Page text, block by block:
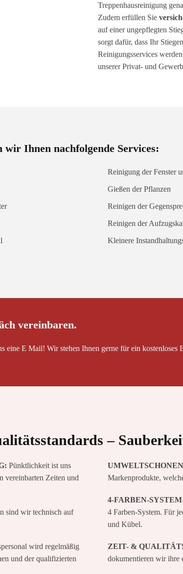
Treppenhausreinigung
Zudem erfüllen Sie
auf einer ungepflegten
sorgt dafür, dass Ihr
Reinigungsservices
unserer Privat- und
Ihnen nachfolgende Services:
Reinigung der Fenster
Gießen der Pflanzen
Reinigen der
Reinigen der
Kleinere
vereinbaren.
eine E Mail! Wir stehen Ihnen gerne für ein kostenloses
–
Pünktlichkeit ist uns
vereinbarten Zeiten und
sind wir technisch auf
wird regelmäßig
und der qualifizierten
Markenprodukte,
4-FARBEN-
4 Farben-System. Für
und Kübel.
ZEIT- &
dokumentieren wir ihre